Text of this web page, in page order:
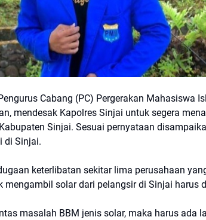
Cabang (PC) Pergerakan Mahasiswa
mendesak Kapolres Sinjai untuk segera
Sinjai. Sesuai pernyataan
di Sinjai.
keterlibatan sekitar lima perusahaan
mengambil solar dari pelangsir di Sinjai harus
masalah BBM jenis solar, maka harus ada